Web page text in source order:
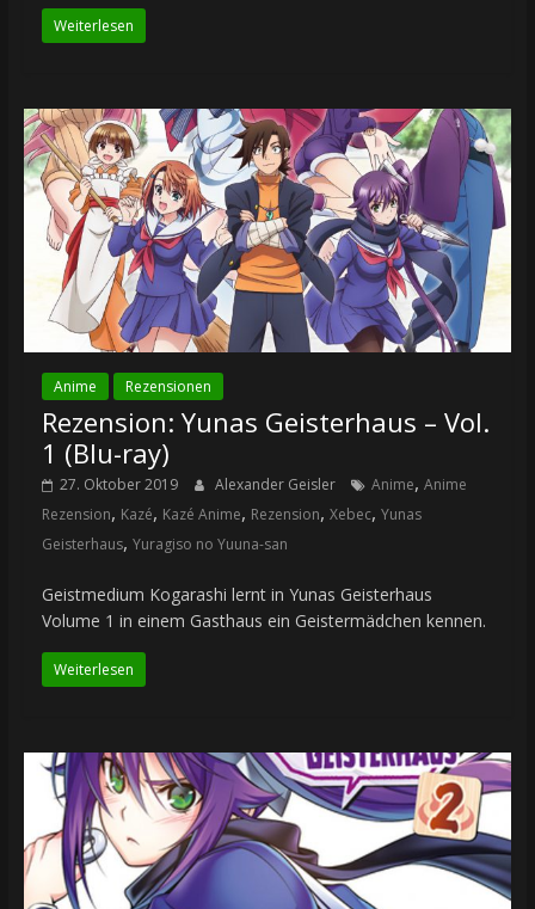
Weiterlesen
Anime Rezensionen
Rezension: Yunas Geisterhaus – Vol.
1 (Blu-ray)
27. Oktober 2019 Alexander Geisler Anime, Anime
Rezension, Kazé, Kazé Anime, Rezension, Xebec, Yunas
Geisterhaus, Yuragiso no Yuuna-san
Geistmedium Kogarashi lernt in Yunas Geisterhaus
Volume 1 in einem Gasthaus ein Geistermädchen kennen.
Weiterlesen